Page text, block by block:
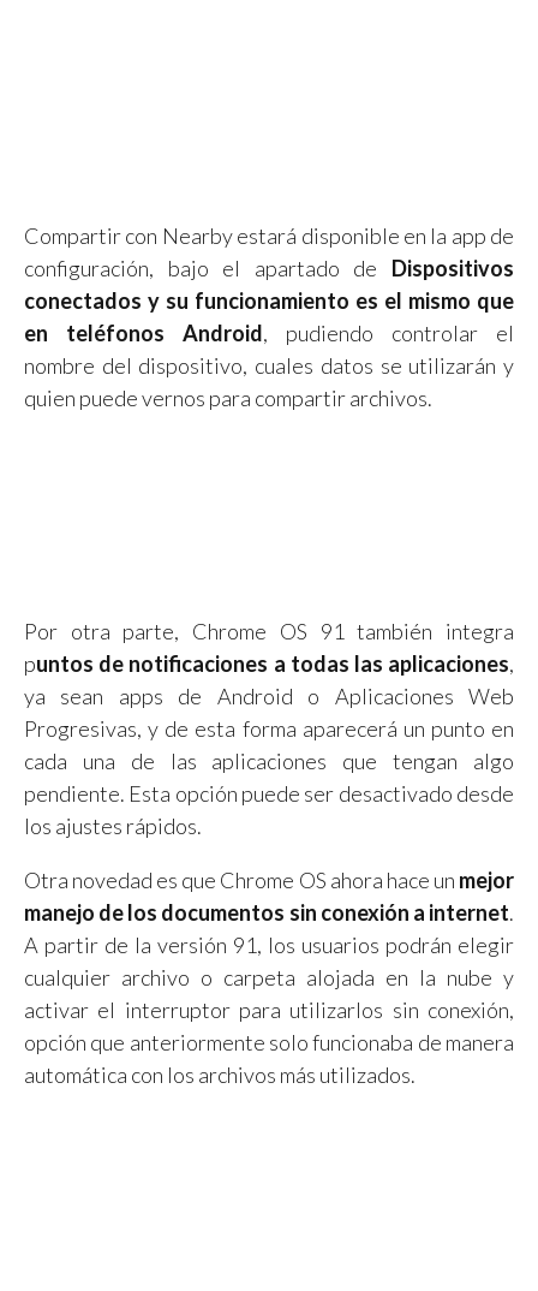
Compartir con Nearby estará disponible en la app de
configuración, bajo el apartado de Dispositivos
conectados y su funcionamiento es el mismo que
en teléfonos Android, pudiendo controlar el
nombre del dispositivo, cuales datos se utilizarán y
quien puede vernos para compartir archivos.
Por otra parte, Chrome OS 91 también integra
puntos de notificaciones a todas las aplicaciones,
ya sean apps de Android o Aplicaciones Web
Progresivas, y de esta forma aparecerá un punto en
cada una de las aplicaciones que tengan algo
pendiente. Esta opción puede ser desactivado desde
los ajustes rápidos.
Otra novedad es que Chrome OS ahora hace un mejor
manejo de los documentos sin conexión a internet.
A partir de la versión 91, los usuarios podrán elegir
cualquier archivo o carpeta alojada en la nube y
activar el interruptor para utilizarlos sin conexión,
opción que anteriormente solo funcionaba de manera
automática con los archivos más utilizados.